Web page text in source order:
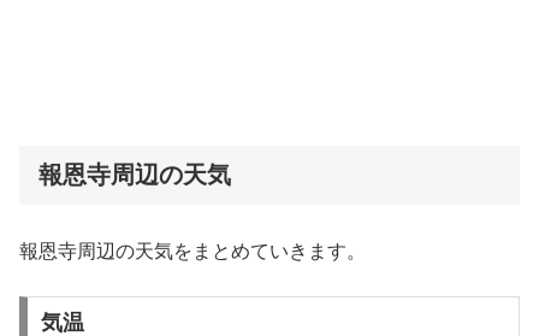
報恩寺周辺の天気
報恩寺周辺の天気をまとめていきます。
気温